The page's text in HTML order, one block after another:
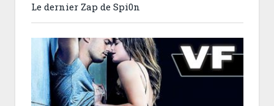
Le dernier Zap de Spi0n